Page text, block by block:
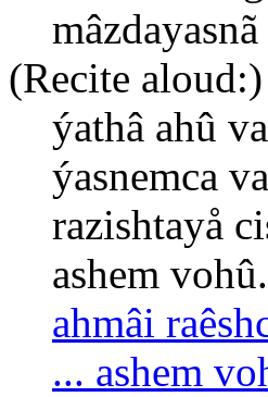
(Recite aloud:)
ýathâ ahû
ýasnemca
razishtayå
ashem
ahmâi
... ashem